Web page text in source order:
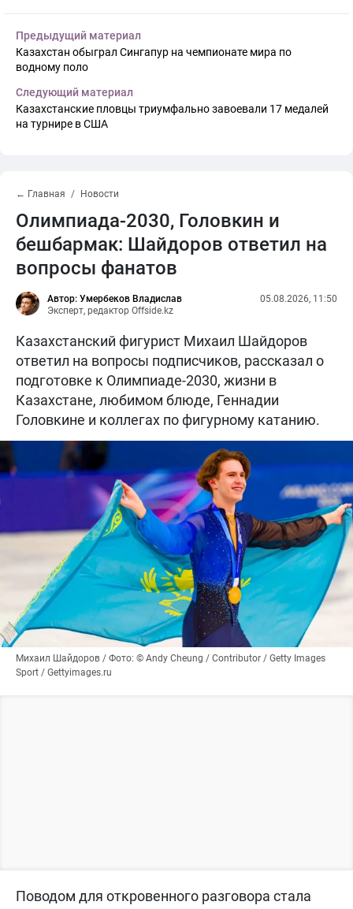
Предыдущий материал
Казахстан обыграл Сингапур на чемпионате мира по
водному поло
Следующий материал
Казахстанские пловцы триумфально завоевали 17 медалей
на турнире в США
← Главная Новости
Олимпиада-2030, Головкин и
бешбармак: Шайдоров ответил на
вопросы фанатов
Автор: Умербеков Владислав
Эксперт, редактор Offside.kz
05.08.2026, 11:50
Казахстанский фигурист Михаил Шайдоров
ответил на вопросы подписчиков, рассказал о
подготовке к Олимпиаде-2030, жизни в
Казахстане, любимом блюде, Геннадии
Головкине и коллегах по фигурному катанию.
Михаил Шайдоров / Фото: © Andy Cheung / Contributor / Getty Images
Sport / Gettyimages.ru
Поводом для откровенного разговора стала